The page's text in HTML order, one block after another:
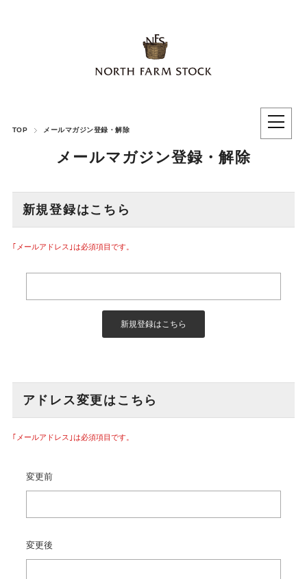
TOP メールマガジン登録・解除
メールマガジン登録・解除
新規登録はこちら
｢メールアドレス｣は必須項目です。
アドレス変更はこちら
｢メールアドレス｣は必須項目です。
変更前
変更後